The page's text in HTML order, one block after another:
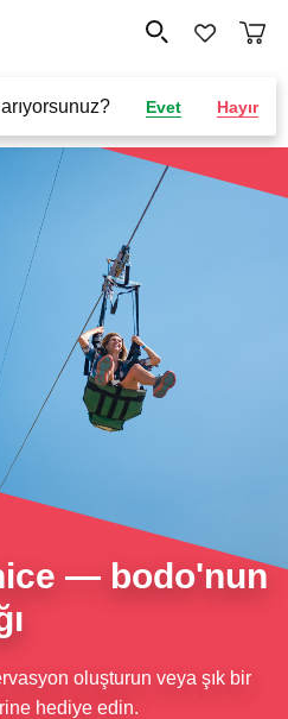
Evet Hayır
— bodo'nun
oluşturun veya şık bir
hediye edin.